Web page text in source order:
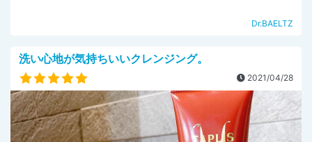
Dr.BAELTZ
洗い心地が気持ちいいクレンジング。
2021/04/28